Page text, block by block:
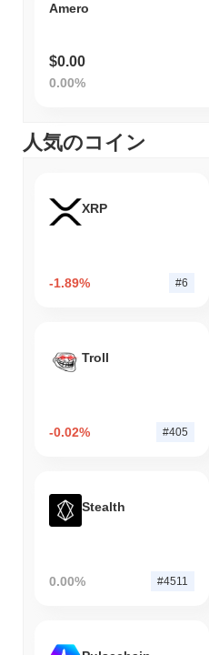
Amero
$0.00
0.00%
人気のコイン
XRP
-1.89% #6
Troll
-0.02% #405
Stealth
0.00% #4511